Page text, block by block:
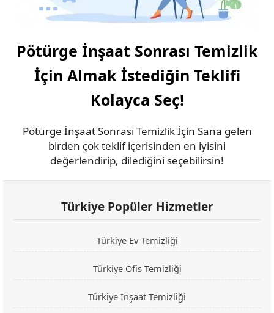
Pötürge İnşaat Sonrası Temizlik
İçin Almak İstediğin Teklifi
Kolayca Seç!
Pötürge İnşaat Sonrası Temizlik İçin Sana gelen
birden çok teklif içerisinden en iyisini
değerlendirip, dilediğini seçebilirsin!
Türkiye Popüler Hizmetler
Türkiye Ev Temizliği
Türkiye Ofis Temizliği
Türkiye İnşaat Temizliği